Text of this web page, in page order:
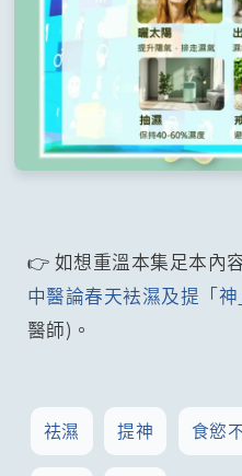
👉 如想重溫本集足本內
中醫論春天袪濕及提「神
醫師)。
祛濕 提神 食慾